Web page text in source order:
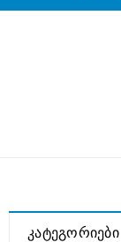
ᲙᲐᲢᲔᲒᲝᲠᲘᲔᲑᲘ